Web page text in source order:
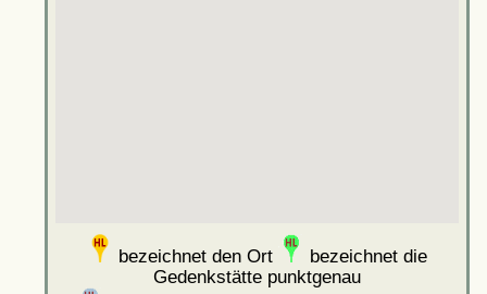
bezeichnet den Ort
bezeichnet die
Gedenkstätte punktgenau